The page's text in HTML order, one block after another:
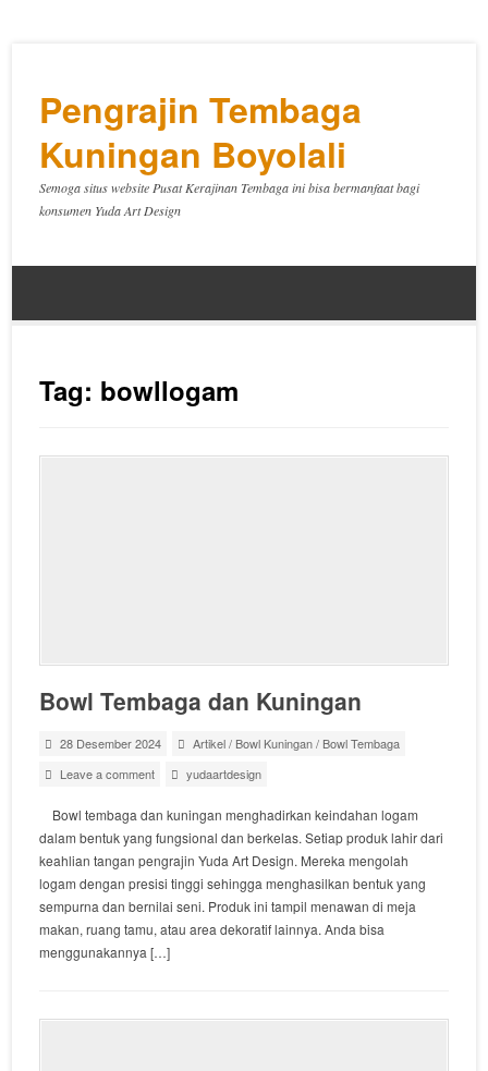
Pengrajin Tembaga
Kuningan Boyolali
Semoga situs website Pusat Kerajinan Tembaga ini bisa bermanfaat bagi
konsumen Yuda Art Design
Tag: bowllogam
Bowl Tembaga dan Kuningan
28 Desember 2024 Artikel/ Bowl Kuningan/ Bowl Tembaga
Leave a comment
yudaartdesign
Bowl tembaga dan kuningan menghadirkan keindahan logam
dalam bentuk yang fungsional dan berkelas. Setiap produk lahir dari
keahlian tangan pengrajin Yuda Art Design. Mereka mengolah
logam dengan presisi tinggi sehingga menghasilkan bentuk yang
sempurna dan bernilai seni. Produk ini tampil menawan di meja
makan, ruang tamu, atau area dekoratif lainnya. Anda bisa
menggunakannya […]